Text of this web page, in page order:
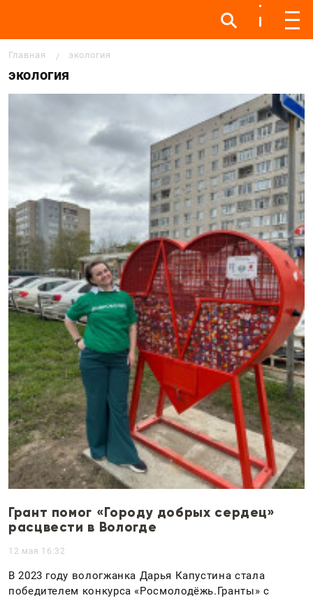
Инфо Инфо Меню
Главная экология
экология
Грант помог «Городу добрых сердец»
расцвести в Вологде
12 мая 16:32
В 2023 году вологжанка Дарья Капустина стала
победителем конкурса «Росмолодёжь.Гранты» с